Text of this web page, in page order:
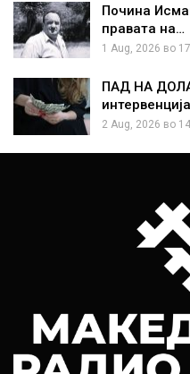
Почина
правата на…
1 Aug, 2026 во
ПАД НА
2 Aug, 2026 во